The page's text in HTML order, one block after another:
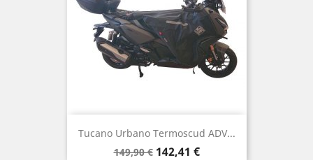
Tucano Urbano Termoscud ADV...
Verkaufspreis
149,90 € Preis
142,41 €